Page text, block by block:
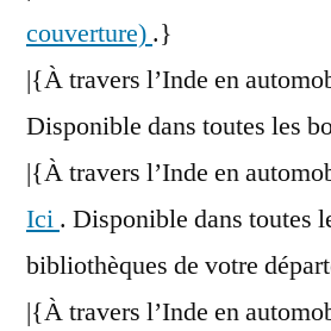
couverture) .}
|{À travers l’Inde en
Disponible dans toutes les
|{À travers l’Inde en
Ici . Disponible dans toutes
bibliothèques de votre
|{À travers l’Inde en